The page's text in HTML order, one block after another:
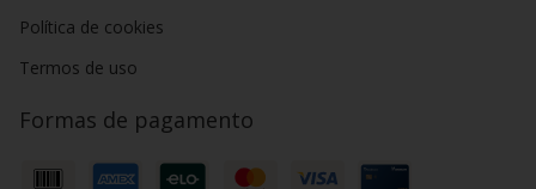
Política de cookies
Termos de uso
Formas de pagamento